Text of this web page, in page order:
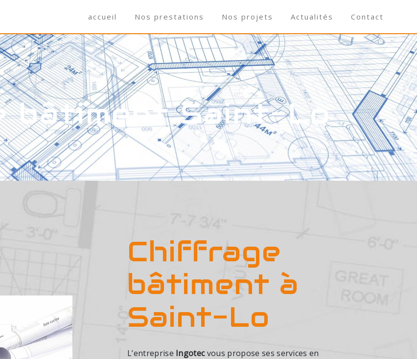
accueil Nos prestations Nos projets Actualités Contact
bâtiment Saint-Lo
Chiffrage
bâtiment à
Saint-Lo
L’entreprise Ingotecvous propose ses services en